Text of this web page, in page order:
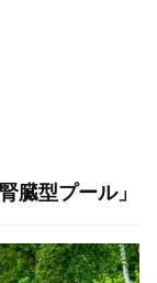
臓型プール」